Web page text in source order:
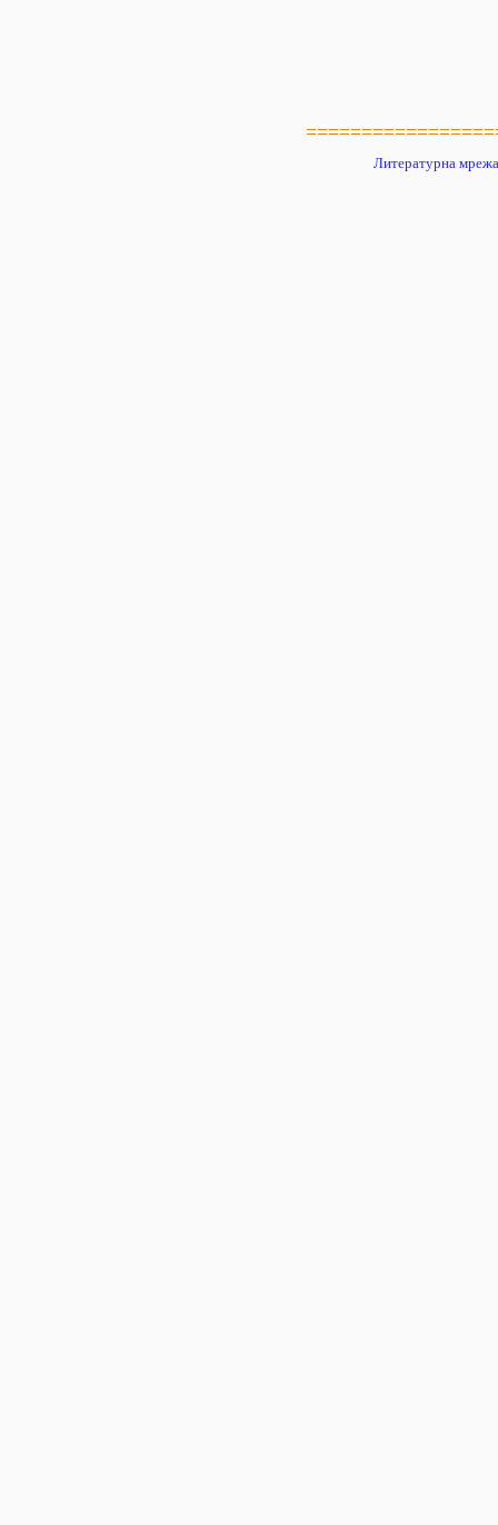
Литературна